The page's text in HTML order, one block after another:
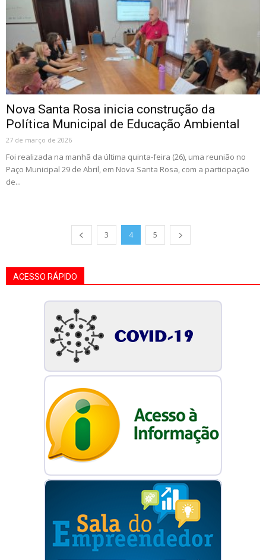
Nova Santa Rosa inicia construção da
Política Municipal de Educação Ambiental
27 de março de 2026
Foi realizada na manhã da última quinta-feira (26), uma reunião no
Paço Municipal 29 de Abril, em Nova Santa Rosa, com a participação
de...
3 4 5
ACESSO RÁPIDO